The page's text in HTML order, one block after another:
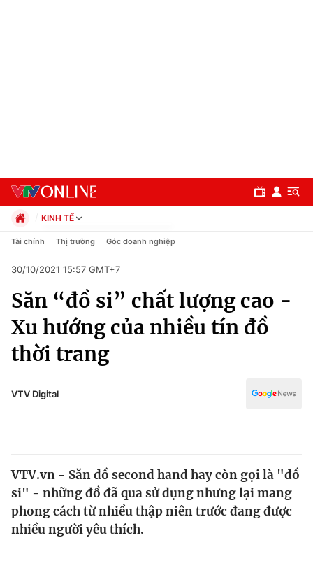
Chuyên mục
Chính trị
Xã hội
Pháp luật
Thế giới
Tin tức
Thế giới đó đây
Kinh tế
KINH TẾ
Chính trị
Pháp luật
Kinh tế
Thể thao
Truyền hình
Văn hóa - Giải trí
Tài chính Thị trường Góc doanh nghiệp
30/10/2021 15:57 GMT+7
Săn “đồ si” chất lượng cao -
Xu hướng của nhiều tín đồ
thời trang
VTV Digital
VTV.vn - Săn đồ second hand hay còn gọi là "đồ
si" - những đồ đã qua sử dụng nhưng lại mang
phong cách từ nhiều thập niên trước đang được
nhiều người yêu thích.